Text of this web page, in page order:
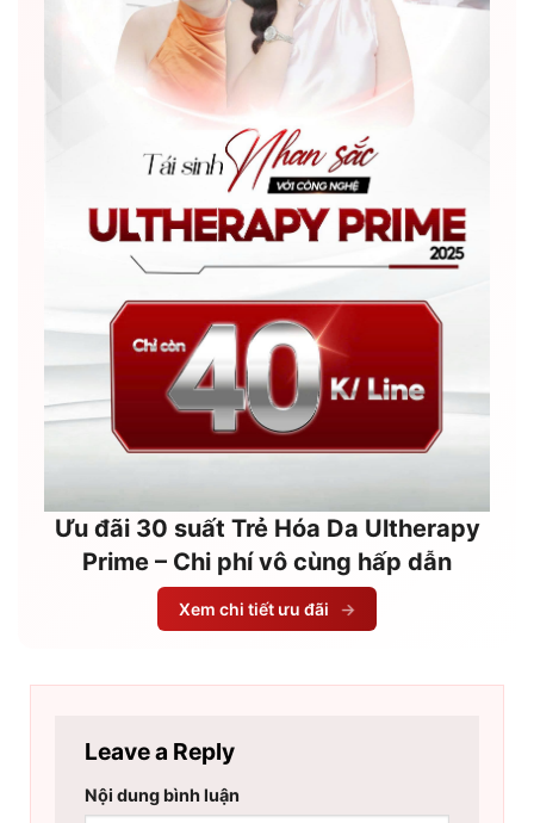
Ưu đãi 30 suất Trẻ Hóa Da Ultherapy
Prime – Chi phí vô cùng hấp dẫn
Xem chi tiết ưu đãi →
Leave a Reply
Nội dung bình luận